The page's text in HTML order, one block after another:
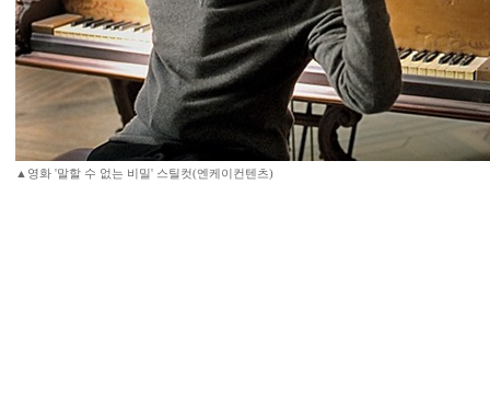
▲영화 '말할 수 없는 비밀' 스틸컷(엔케이컨텐츠)